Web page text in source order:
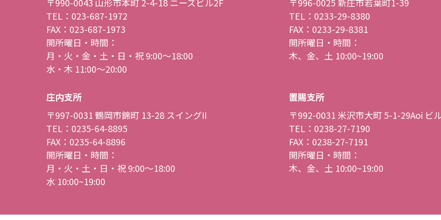
TEL：023-687-1972
FAX：023-687-1973
開所曜日・時間：
月・火・金・土・日・祝 9:00〜18:00
水・木 11:00〜20:00
TEL：0233-29-8380
FAX：0233-29-8381
開所曜日・時間：
木、金、土 10:00~19:00
庄内支所
〒997-0031鶴岡市錦町 13-28 スイングII
TEL：0235-64-8895
FAX：0235-64-8896
開所曜日・時間：
月・火・土・日・祝 9:00〜18:00
水 10:00~19:00
置賜支所
〒992-0031米沢市大町 5-1-29Aoi ビ
TEL：0238-27-7190
FAX：0238-27-7191
開所曜日・時間：
木、金、土 10:00~19:00